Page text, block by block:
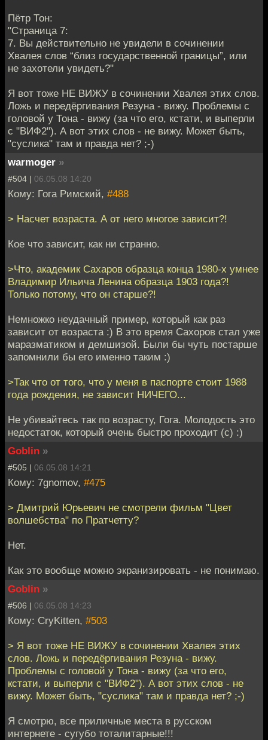
Пётр Тон:
"Страница 7:
7. Вы действительно не увидели в сочинении
Хвалея слов “близ государственной границы”, или
не захотели увидеть?"
Я вот тоже НЕ ВИЖУ в сочинении Хвалея этих слов.
Ложь и передёргивания Резуна - вижу. Проблемы с
головой у Тона - вижу (за что его, кстати, и выперли
с "ВИФ2"). А вот этих слов - не вижу. Может быть,
"суслика" там и правда нет? ;-)
warmoger »
#504 | 06.05.08 14:20
Кому: Гога Римский, #488
> Насчет возраста. А от него многое зависит?!
Кое что зависит, как ни странно.
>Что, академик Сахаров образца конца 1980-х умнее
Владимир Ильича Ленина образца 1903 года?!
Только потому, что он старше?!
Немножко неудачный пример, который как раз
зависит от возраста :) В это время Сахоров стал уже
маразматиком и демшизой. Были бы чуть постарше
запомнили бы его именно таким :)
>Так что от того, что у меня в паспорте стоит 1988
года рождения, не зависит НИЧЕГО...
Не убивайтесь так по возрасту, Гога. Молодость это
недостаток, который очень быстро проходит (с) :)
Goblin »
#505 | 06.05.08 14:21
Кому: 7gnomov, #475
> Дмитрий Юрьевич не смотрели фильм "Цвет
волшебства" по Пратчетту?
Нет.
Как это вообще можно экранизировать - не понимаю.
Goblin »
#506 | 06.05.08 14:23
Кому: CryKitten, #503
> Я вот тоже НЕ ВИЖУ в сочинении Хвалея этих
слов. Ложь и передёргивания Резуна - вижу.
Проблемы с головой у Тона - вижу (за что его,
кстати, и выперли с "ВИФ2"). А вот этих слов - не
вижу. Может быть, "суслика" там и правда нет? ;-)
Я смотрю, все приличные места в русском
интернете - сугубо тоталитарные!!!